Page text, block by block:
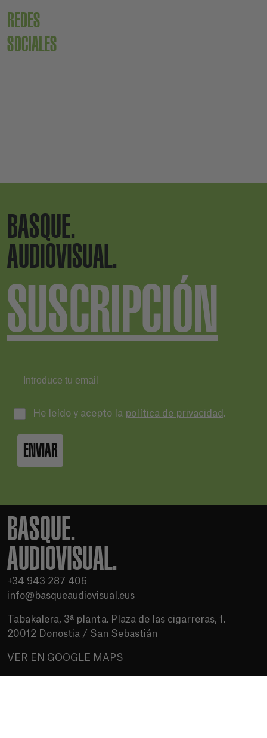
REDES
SOCIALES
BASQUE.
AUDIOVISUAL.
SUSCRIPCIÓN
He leído y acepto la política de privacidad .
ENVIAR
BASQUE.
AUDIOVISUAL.
+34 943 287 406
info@basqueaudiovisual.eus
Tabakalera, 3ª planta. Plaza de las cigarreras, 1.
20012 Donostia / San Sebastián
VER EN GOOGLE MAPS